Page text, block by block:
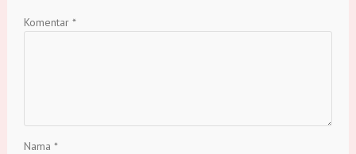
Komentar *
Nama *